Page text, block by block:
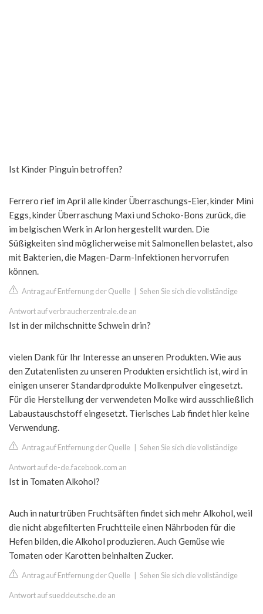
Ist Kinder Pinguin betroffen?
Ferrero rief im April alle kinder Überraschungs-Eier, kinder Mini
Eggs, kinder Überraschung Maxi und Schoko-Bons zurück, die
im belgischen Werk in Arlon hergestellt wurden. Die
Süßigkeiten sind möglicherweise mit Salmonellen belastet, also
mit Bakterien, die Magen-Darm-Infektionen hervorrufen
können.
Antrag auf Entfernung der Quelle Sehen Sie sich die vollständige
Antwort auf verbraucherzentrale.de an
Ist in der milchschnitte Schwein drin?
vielen Dank für Ihr Interesse an unseren Produkten. Wie aus
den Zutatenlisten zu unseren Produkten ersichtlich ist, wird in
einigen unserer Standardprodukte Molkenpulver eingesetzt.
Für die Herstellung der verwendeten Molke wird ausschließlich
Labaustauschstoff eingesetzt. Tierisches Lab findet hier keine
Verwendung.
Antrag auf Entfernung der Quelle Sehen Sie sich die vollständige
Antwort auf de-de.facebook.com an
Ist in Tomaten Alkohol?
Auch in naturtrüben Fruchtsäften findet sich mehr Alkohol, weil
die nicht abgefilterten Fruchtteile einen Nährboden für die
Hefen bilden, die Alkohol produzieren. Auch Gemüse wie
Tomaten oder Karotten beinhalten Zucker.
Antrag auf Entfernung der Quelle Sehen Sie sich die vollständige
Antwort auf sueddeutsche.de an